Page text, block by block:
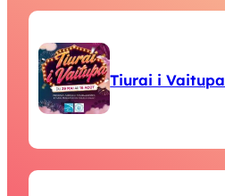
Tiurai i Vaitupa